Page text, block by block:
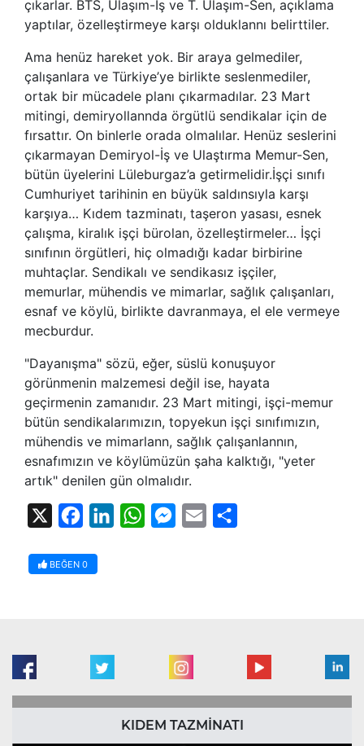
çıkarlar. BTS, Ulaşım-İş ve T. Ulaşım-Sen, açıklama
yaptılar, özelleştirmeye karşı olduklannı belirttiler.
Ama henüz hareket yok. Bir araya gelmediler,
çalışanlara ve Türkiye’ye birlikte seslenmediler,
ortak bir mücadele planı çıkarmadılar. 23 Mart
mitingi, demiryollannda örgütlü sendikalar için de
fırsattır. On binlerle orada olmalılar. Henüz seslerini
çıkarmayan Demiryol-İş ve Ulaştırma Memur-Sen,
bütün üyelerini Lüleburgaz’a getirmelidir.İşçi sınıfı
Cumhuriyet tarihinin en büyük saldınsıyla karşı
karşıya… Kıdem tazminatı, taşeron yasası, esnek
çalışma, kiralık işçi bürolan, özelleştirmeler… İşçi
sınıfının örgütleri, hiç olmadığı kadar birbirine
muhtaçlar. Sendikalı ve sendikasız işçiler,
memurlar, mühendis ve mimarlar, sağlık çalışanları,
esnaf ve köylü, birlikte davranmaya, el ele vermeye
mecburdur.
"Dayanışma" sözü, eğer, süslü konuşuyor
görünmenin malzemesi değil ise, hayata
geçirmenin zamanıdır. 23 Mart mitingi, işçi-memur
bütün sendikalarımızın, topyekun işçi sınıfımızın,
mühendis ve mimarlann, sağlık çalışanlannın,
esnafımızın ve köylümüzün şaha kalktığı, "yeter
artık" denilen gün olmalıdır.
FacebookLinkedInWhatsAppMessenger
Email
BEĞEN 0
KIDEM TAZMİNATI